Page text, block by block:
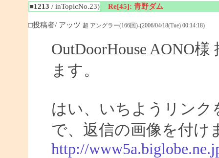
■1213 / inTopicNo.23) Re[45]: 青野ダム
□投稿者/ アッツ 超 アングラー(166回)-(2006/04/18(Tue) 00:14:18)
OutDoorHouse AONO
ます。
はい、いちようリンク
で、返信の画像を付け
http://